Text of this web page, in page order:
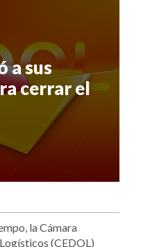
a sus
cerrar el
la Cámara
(CEDOL)